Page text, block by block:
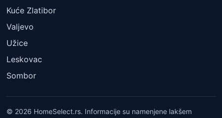
Kuće Zlatibor
Valjevo
Užice
Leskovac
Sombor
© 2026 HomeSelect.rs. Informacije su namenjene lakšem